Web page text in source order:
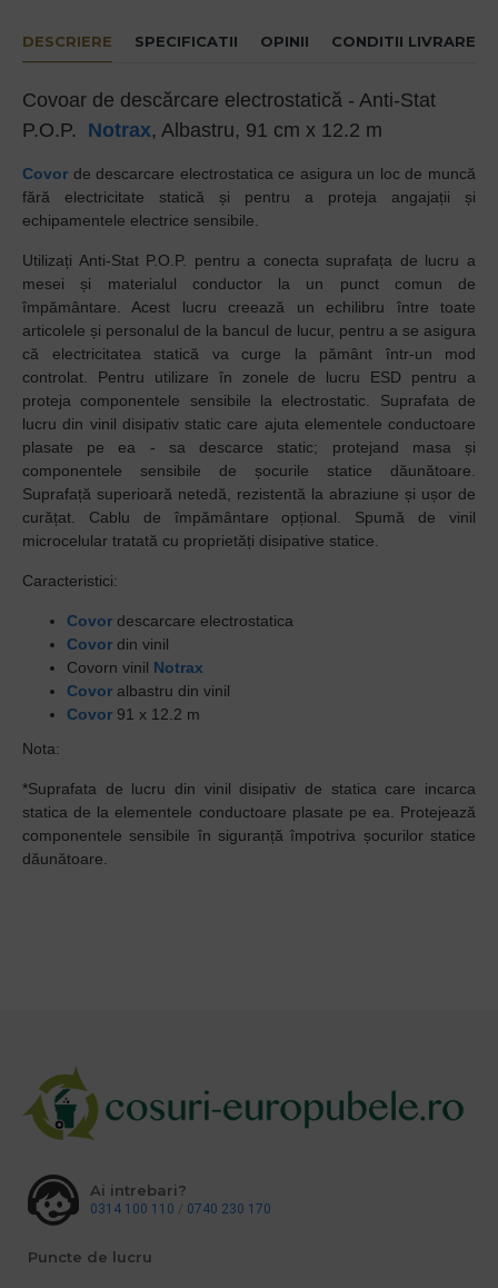
DESCRIERE SPECIFICATII OPINII CONDITII LIVRARE
Covoar de descărcare electrostatică - Anti-Stat
P.O.P. Notrax, Albastru, 91 cm x 12.2 m
Covor de descarcare electrostatica ce asigura un loc de muncă
fără electricitate statică și pentru a proteja angajații și
echipamentele electrice sensibile.
Utilizați Anti-Stat P.O.P. pentru a conecta suprafața de lucru a
mesei și materialul conductor la un punct comun de
împământare. Acest lucru creează un echilibru între toate
articolele și personalul de la bancul de lucur, pentru a se asigura
că electricitatea statică va curge la pământ într-un mod
controlat. Pentru utilizare în zonele de lucru ESD pentru a
proteja componentele sensibile la electrostatic. Suprafata de
lucru din vinil disipativ static care ajuta elementele conductoare
plasate pe ea - sa descarce static; protejand masa și
componentele sensibile de șocurile statice dăunătoare.
Suprafață superioară netedă, rezistentă la abraziune și ușor de
curățat. Cablu de împământare opțional. Spumă de vinil
microcelular tratată cu proprietăți disipative statice.
Caracteristici:
Covor descarcare electrostatica
Covor din vinil
Covorn vinil Notrax
Covor albastru din vinil
Covor 91 x 12.2 m
Nota:
*Suprafata de lucru din vinil disipativ de statica care incarca
statica de la elementele conductoare plasate pe ea. Protejează
componentele sensibile în siguranță împotriva șocurilor statice
dăunătoare.
Ai intrebari?
0314 100 110 / 0740 230 170
Puncte de lucru